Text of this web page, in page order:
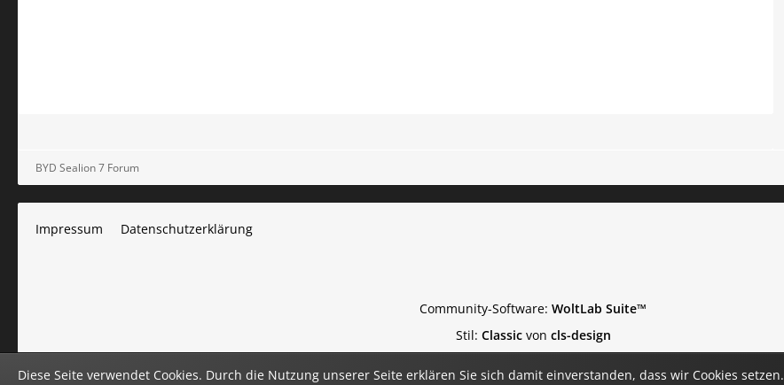
BYD Sealion 7 Forum
Impressum Datenschutzerklärung
Community-Software: WoltLab Suite™
Stil: Classicvon cls-design
Diese Seite verwendet Cookies. Durch die Nutzung unserer Seite erklären Sie sich damit einverstanden, dass wir Cookies setzen.